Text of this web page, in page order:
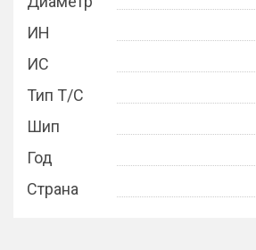
ИН
ИС
Тип Т/С
Шип
Год
Страна